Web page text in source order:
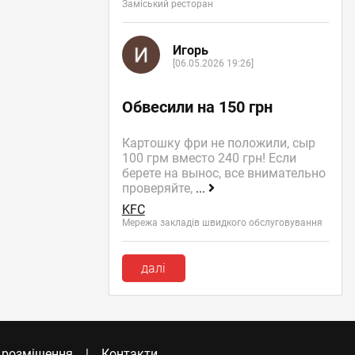
Заміський ресторан
Игорь
[06.05.2026 19:26]
Обвесили на 150 грн
Картошку фри не положили, сыр
100 грм вместо 240 грн! Если
берете на вынос, все внимательно
проверяйте, ...
KFC
Мережа закладів швидкого обслуговування
далі